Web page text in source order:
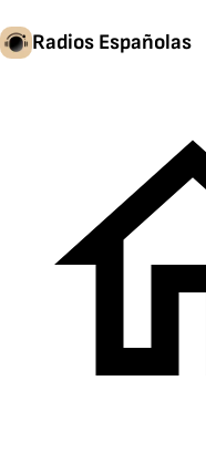
Radios Españolas